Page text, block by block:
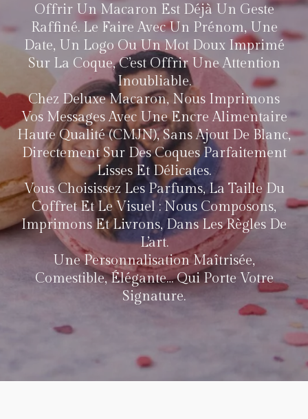
Offrir Un Macaron Est Déjà Un Geste
Raffiné. Le Faire Avec Un Prénom, Une
Date, Un Logo Ou Un Mot Doux Imprimé
Sur La Coque, C’est Offrir Une Attention
Inoubliable.
Chez Deluxe Macaron, Nous Imprimons
Vos Messages Avec Une Encre Alimentaire
Haute Qualité (CMJN), Sans Ajout De Blanc,
Directement Sur Des Coques Parfaitement
Lisses Et Délicates.
Vous Choisissez Les Parfums, La Taille Du
Coffret Et Le Visuel : Nous Composons,
Imprimons Et Livrons, Dans Les Règles De
L’art.
Une Personnalisation Maîtrisée,
Comestible, Élégante… Qui Porte Votre
Signature.